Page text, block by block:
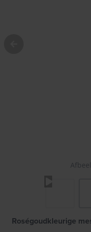
Roségoudkleurige